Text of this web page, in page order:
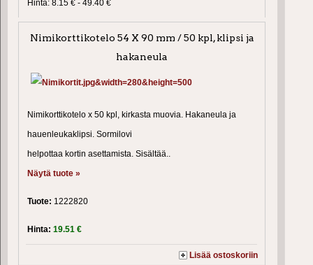
Hinta: 8.15 € - 49.40 €
Nimikorttikotelo 54 X 90 mm / 50 kpl, klipsi ja
hakaneula
Nimikorttikotelo x 50 kpl, kirkasta muovia. Hakaneula ja
hauenleukaklipsi. Sormilovi
helpottaa kortin asettamista. Sisältää..
Näytä tuote »
Tuote: 1222820
Hinta: 19.51 €
Lisää ostoskoriin